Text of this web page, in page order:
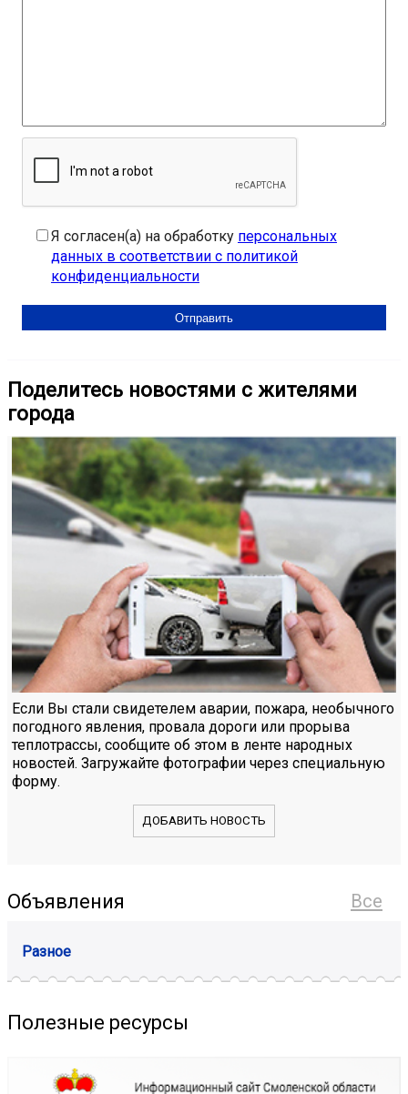
Я согласен(а) на обработку персональных
данных в соответствии с политикой
конфиденциальности
Поделитесь новостями с жителями
города
Если Вы стали свидетелем аварии, пожара, необычного
погодного явления, провала дороги или прорыва
теплотрассы, сообщите об этом в ленте народных
новостей. Загружайте фотографии через специальную
форму.
ДОБАВИТЬ НОВОСТЬ
Все
Объявления
Разное
Полезные ресурсы